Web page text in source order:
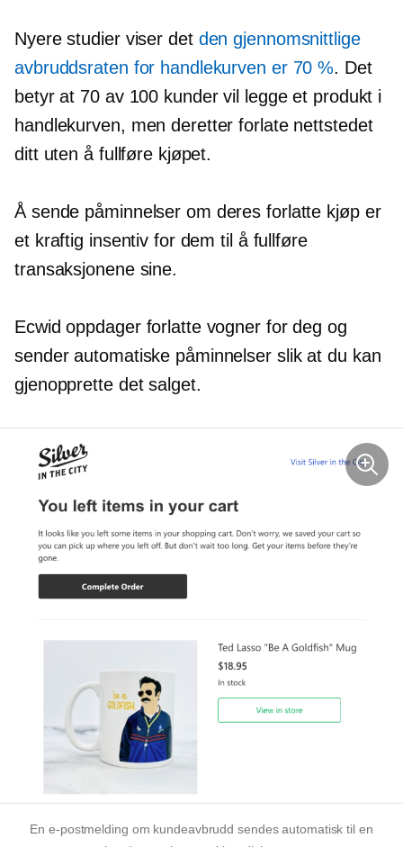
Nyere studier viser det den gjennomsnittlige
avbruddsraten for handlekurven er 70 %. Det
betyr at 70 av 100 kunder vil legge et produkt i
handlekurven, men deretter forlate nettstedet
ditt uten å fullføre kjøpet.
Å sende påminnelser om deres forlatte kjøp er
et kraftig insentiv for dem til å fullføre
transaksjonene sine.
Ecwid oppdager forlatte vogner for deg og
sender automatiske påminnelser slik at du kan
gjenopprette det salget.
En e-postmelding om kundeavbrudd sendes automatisk til en